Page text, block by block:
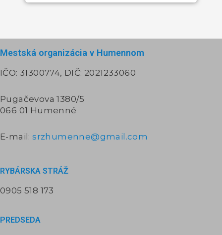
Mestská organizácia v Humennom
IČO: 31300774, DIČ: 2021233060
Pugačevova 1380/5
066 01 Humenné
E-mail:srzhumenne@gmail.com
RYBÁRSKA STRÁŽ​
0905 518 173
PREDSEDA